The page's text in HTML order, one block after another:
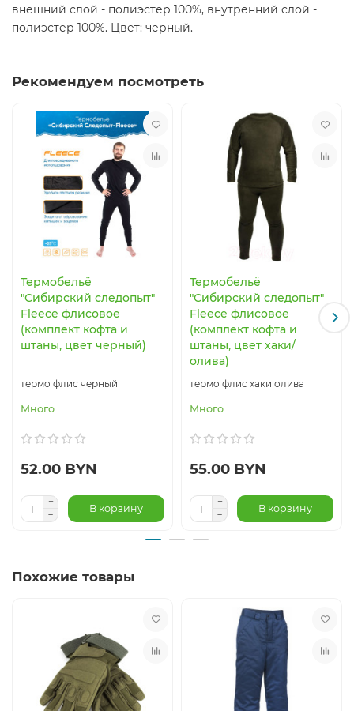
внешний слой - полиэстер 100%, внутренний слой -
полиэстер 100%. Цвет: черный.
Рекомендуем посмотреть
Термобельё
"Сибирский следопыт"
Fleece флисовое
(комплект кофта и
штаны, цвет черный)
термо флис черный
Много
52.00 BYN
В корзину
Термобельё
"Сибирский следопыт"
Fleece флисовое
(комплект кофта и
штаны, цвет хаки/
олива)
термо флис хаки олива
Много
55.00 BYN
В корзину
Похожие товары